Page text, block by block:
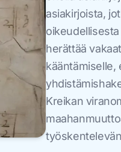
asiakirjoista,
herättää
Kreikan